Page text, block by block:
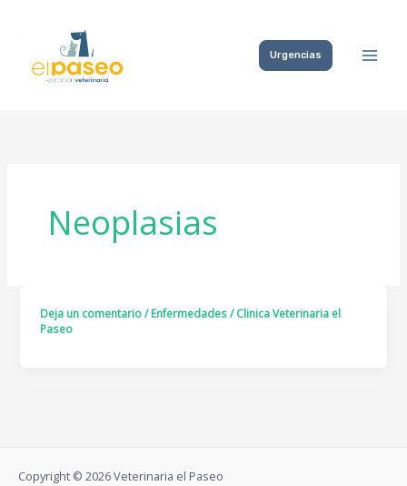
contenido
Urgencias
Neoplasias
Deja un comentario /Enfermedades/Clinica Veterinaria el
Paseo
Copyright © 2026 Veterinaria el Paseo